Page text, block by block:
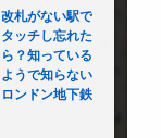
改札がない駅で
タッチし忘れた
ら？知っている
ようで知らない
ロンドン地下鉄